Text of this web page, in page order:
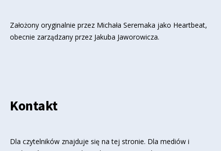
Założony oryginalnie przez Michała Seremaka jako Heartbeat,
obecnie zarządzany przez Jakuba Jaworowicza.
Kontakt
Dla czytelników znajduje się na tej stronie. Dla mediów i